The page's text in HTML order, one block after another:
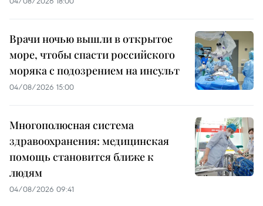
Врачи ночью вышли в открытое
море, чтобы спасти российского
моряка с подозрением на инсульт
04/08/2026 15:00
Многополюсная система
здравоохранения: медицинская
помощь становится ближе к
людям
04/08/2026 09:41